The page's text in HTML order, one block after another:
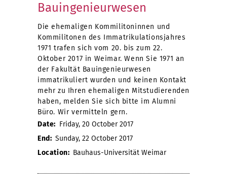
Bauingenieurwesen
Die ehemaligen Kommilitoninnen und
Kommilitonen des Immatrikulationsjahres
1971 trafen sich vom 20. bis zum 22.
Oktober 2017 in Weimar. Wenn Sie 1971 an
der Fakultät Bauingenieurwesen
immatrikuliert wurden und keinen Kontakt
mehr zu Ihren ehemaligen Mitstudierenden
haben, melden Sie sich bitte im Alumni
Büro. Wir vermitteln gern.
Date: Friday, 20 October 2017
End: Sunday, 22 October 2017
Location: Bauhaus-Universität Weimar